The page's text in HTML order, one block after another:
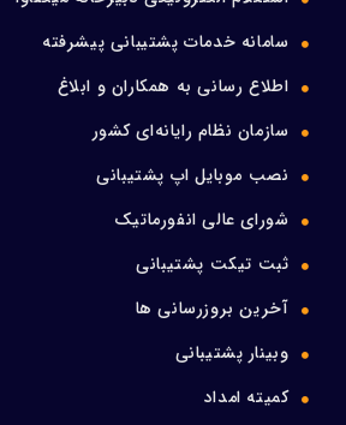
سامانه خدمات پشتیبانی پیشرفته
اطلاع رسانی به همکاران و ابلاغ
سازمان نظام رایانه‌ای کشور
نصب موبایل اپ پشتیبانی
شورای عالی انفورماتیک
ثبت تیکت پشتیبانی
آخرین بروزرسانی ها
وبینار پشتیبانی
کمیته امداد